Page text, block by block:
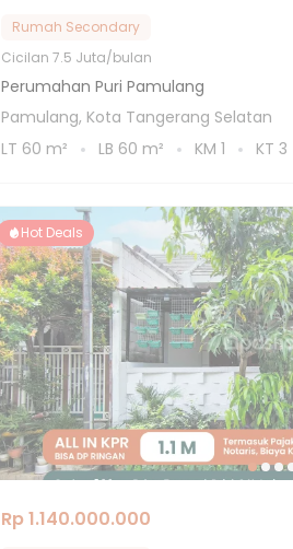
Rumah Secondary
Cicilan 7.5 Juta/bulan
Perumahan Puri Pamulang
Pamulang, Kota Tangerang Selatan
LT 60 m² LB 60 m² KM 1 KT 3
Hot Deals
Rp 1.140.000.000